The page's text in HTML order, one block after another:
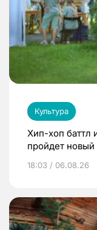
Культура
Хип-хоп баттл
пройдет
18:03 / 06.08.26